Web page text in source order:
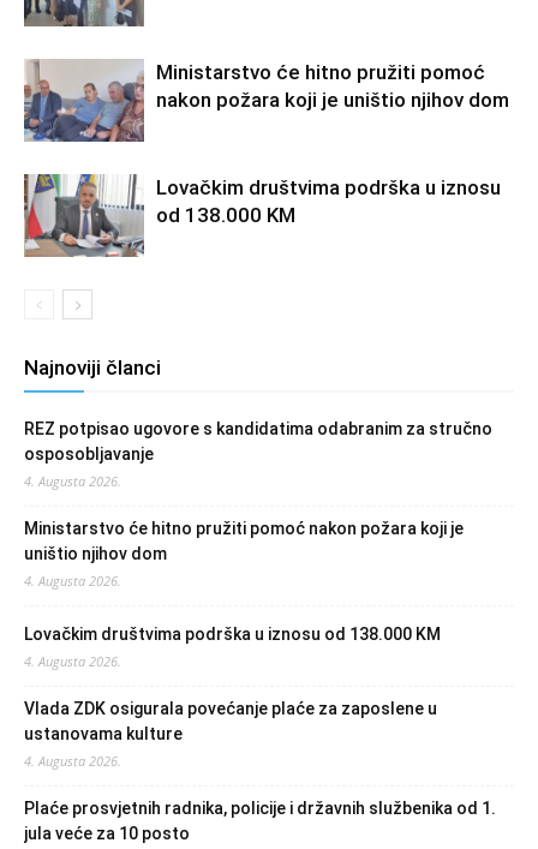
Ministarstvo će hitno pružiti pomoć
nakon požara koji je uništio njihov dom
Lovačkim društvima podrška u iznosu
od 138.000 KM
Najnoviji članci
REZ potpisao ugovore s kandidatima odabranim za stručno
osposobljavanje
4. Augusta 2026.
Ministarstvo će hitno pružiti pomoć nakon požara koji je
uništio njihov dom
4. Augusta 2026.
Lovačkim društvima podrška u iznosu od 138.000 KM
4. Augusta 2026.
Vlada ZDK osigurala povećanje plaće za zaposlene u
ustanovama kulture
4. Augusta 2026.
Plaće prosvjetnih radnika, policije i državnih službenika od 1.
jula veće za 10 posto